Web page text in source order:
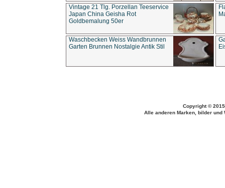
Vintage 21 Tlg. Porzellan Teeservice
Japan China Geisha Rot
Goldbemalung 50er
Waschbecken Weiss Wandbrunnen
Garten Brunnen Nostalgie Antik Stil
Copyright ©
Alle anderen Marken, bilder und